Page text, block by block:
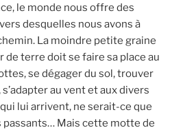
le monde nous offre des
desquelles nous avons à
La moindre petite graine
de terre doit se faire sa place au
se dégager du sol, trouver
au vent et aux divers
lui arrivent, ne serait-ce que
passants… Mais cette motte de